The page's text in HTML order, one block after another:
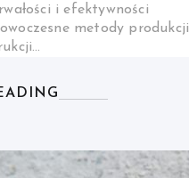
i efektywności
metody produkcji